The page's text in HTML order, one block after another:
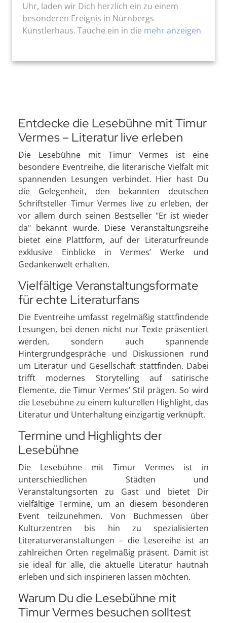
Uhr, laden wir Dich herzlich ein zu einem
besonderen Ereignis in Nürnbergs
Künstlerhaus. Tauche ein in die mehr anzeigen
Entdecke die Lesebühne mit Timur
Vermes – Literatur live erleben
Die Lesebühne mit Timur Vermes ist eine
besondere Eventreihe, die literarische Vielfalt mit
spannenden Lesungen verbindet. Hier hast Du
die Gelegenheit, den bekannten deutschen
Schriftsteller Timur Vermes live zu erleben, der
vor allem durch seinen Bestseller "Er ist wieder
da" bekannt wurde. Diese Veranstaltungsreihe
bietet eine Plattform, auf der Literaturfreunde
exklusive Einblicke in Vermes’ Werke und
Gedankenwelt erhalten.
Vielfältige Veranstaltungsformate
für echte Literaturfans
Die Eventreihe umfasst regelmäßig stattfindende
Lesungen, bei denen nicht nur Texte präsentiert
werden, sondern auch spannende
Hintergrundgespräche und Diskussionen rund
um Literatur und Gesellschaft stattfinden. Dabei
trifft modernes Storytelling auf satirische
Elemente, die Timur Vermes’ Stil prägen. So wird
die Lesebühne zu einem kulturellen Highlight, das
Literatur und Unterhaltung einzigartig verknüpft.
Termine und Highlights der
Lesebühne
Die Lesebühne mit Timur Vermes ist in
unterschiedlichen Städten und
Veranstaltungsorten zu Gast und bietet Dir
vielfältige Termine, um an diesem besonderen
Event teilzunehmen. Von Buchmessen über
Kulturzentren bis hin zu spezialisierten
Literaturveranstaltungen – die Lesereihe ist an
zahlreichen Orten regelmäßig präsent. Damit ist
sie ideal für alle, die aktuelle Literatur hautnah
erleben und sich inspirieren lassen möchten.
Warum Du die Lesebühne mit
Timur Vermes besuchen solltest